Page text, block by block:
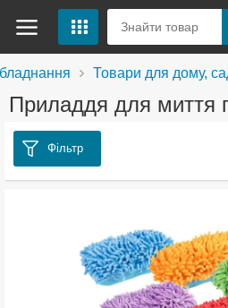
Товари для дому,
Приладдя для миття
Фільтр